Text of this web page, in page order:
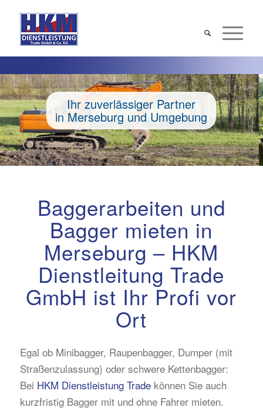
Ihr zuverlässiger Partner
in Merseburg und Umgebung
Baggerarbeiten und
Bagger mieten in
Merseburg – HKM
Dienstleitung Trade
GmbH ist Ihr Profi vor
Ort
Egal ob Minibagger, Raupenbagger, Dumper (mit
Straßenzulassung) oder schwere Kettenbagger:
Bei HKM Dienstleistung Tradekönnen Sie auch
kurzfristig Bagger mit und ohne Fahrer mieten.